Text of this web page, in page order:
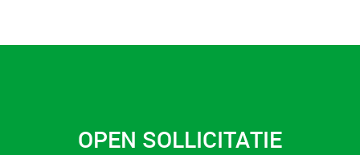
OPEN SOLLICITATIE